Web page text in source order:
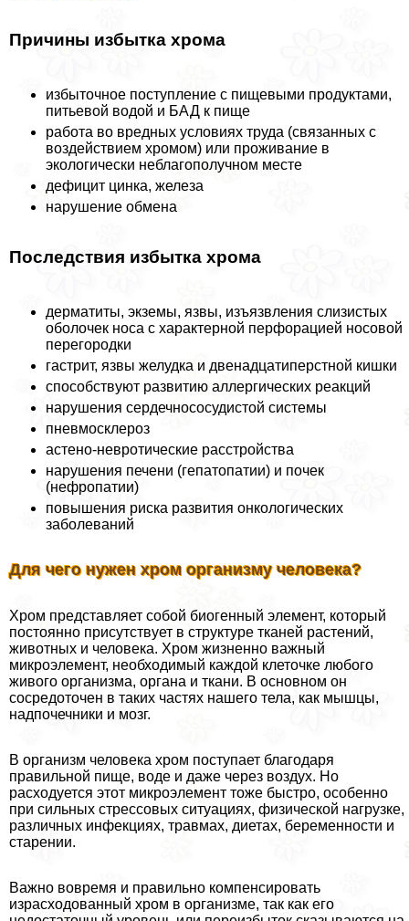
Причины избытка хрома
избыточное поступление с пищевыми продуктами,
питьевой водой и БАД к пище
работа во вредных условиях труда (связанных с
воздействием хромом) или проживание в
экологически нeблагополучном месте
дефицит цинка, железа
нарушение обмена
Последствия избытка хрома
дерматиты, экземы, язвы, изъязвления слизистых
оболочек носа с хаpaктерной перфорацией носовой
перегородки
гастрит, язвы желудка и двенадцатиперстной кишки
способствуют развитию аллергических реакций
нарушения сердечнососудистой системы
пневмосклероз
астено-невротические расстройства
нарушения печени (гепатопатии) и почек
(нефропатии)
повышения риска развития oнкoлoгических
заболеваний
Для чего нужен хром организму человека?
Хром представляет собой биогенный элемент, который
постоянно присутствует в структуре тканей растений,
животных и человека. Хром жизненно важный
микроэлемент, необходимый каждой клеточке любого
живого организма, органа и ткани. В основном он
сосредоточен в таких частях нашего тела, как мышцы,
надпочечники и мозг.
В организм человека хром поступает благодаря
правильной пище, воде и даже через воздух. Но
расходуется этот микроэлемент тоже быстро, особенно
при сильных стрессовых ситуациях, физической нагрузке,
различных инфекциях, травмах, диетах, беременности и
старении.
Важно вовремя и правильно компенсировать
израсходованный хром в организме, так как его